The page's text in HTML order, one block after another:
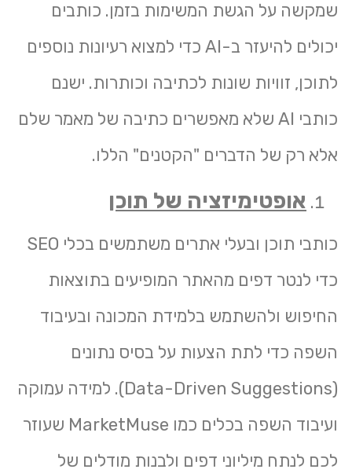
שמקשה על הגשת המשימות בזמן. כותבים
יכולים להיעזר ב-AI כדי למצוא רעיונות נוספים
לתוכן, זוויות שונות לכתיבה וכותרות. ישנם
כותבי AI שלא מאפשרים כתיבה של מאמר שלם
אלא רק של הדברים "הקטנים" הללו.
אופטימיזציה של תוכן
כותבי תוכן ובעלי אתרים משתמשים בכלי SEO
כדי לנטר דפים מהאתר המופיעים בתוצאות
החיפוש ולהשתמש בלמידת המכונה ובעיבוד
השפה כדי לתת הצעות על בסיס נתונים
(Data-Driven Suggestions). למידה עמוקה
ועיבוד השפה בכלים כמו MarketMuse שעוזר
לכם לנתח מיליוני דפים ולבנות מודלים של